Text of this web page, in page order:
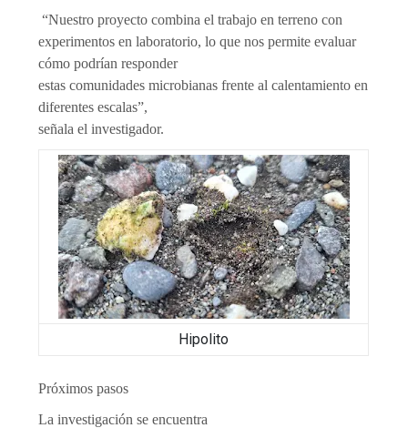
“Nuestro proyecto combina el trabajo en terreno con
experimentos en laboratorio, lo que nos permite evaluar
cómo podrían responder
estas comunidades microbianas frente al calentamiento en
diferentes escalas”,
señala el investigador.
Hipolito
Próximos pasos
La investigación se encuentra